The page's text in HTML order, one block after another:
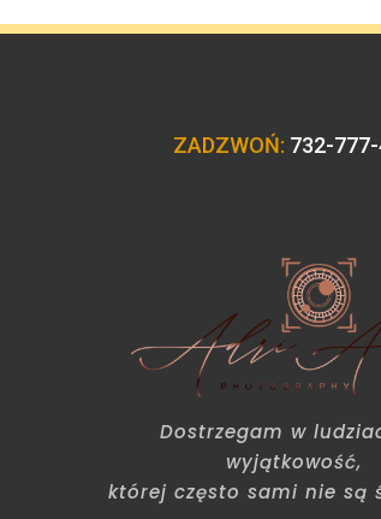
ZADZWOŃ: 732-
Dostrzegam w
wyjątkowość,
której często sami nie są